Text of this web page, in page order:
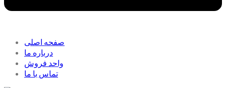
صفحه اصلی
درباره ما
واحد فروش
تماس با ما